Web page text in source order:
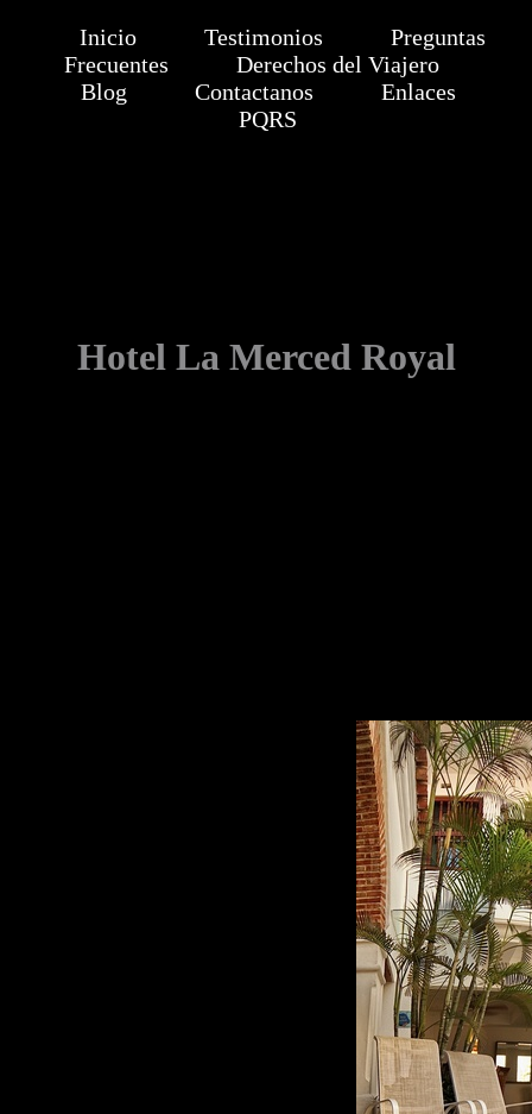
Inicio Testimonios
Preguntas
Frecuentes
Derechos del Viajero
Blog
Contactanos
Enlaces
PQRS
Hotel La Merced Royal